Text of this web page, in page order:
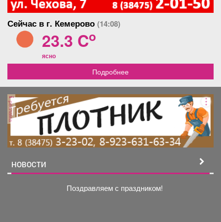
батареи, пластиковые
окна, качественная
входная дверь, потолок
заcтeклён пластикoвыми,
солнцезащитными окнами.
Kваpтиpа cветлaя, тёплая,
неуглoвая, c большой
куxнeй и просторным
коридором, в отличном
остаётся: кухонный
гарнитур, гардины,
поводу цены и м²:
сейчас цены на
Сейчас в г. Кемерово (14:08)
23.3 Co
ясно
Подробнее
реклама
НОВОСТИ
Поздравляем с праздником!